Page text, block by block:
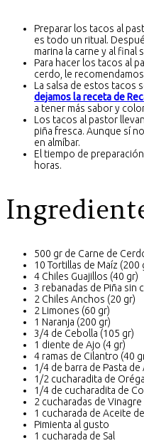
Preparar los tacos al
es todo un ritual.
marina la carne y al final
Para hacer los tacos al
cerdo, le
La salsa de estos tacos
dejamos la receta de
a tener más sabor y
Los tacos al pastor
piña fresca. Aunque sí
en almíbar.
El tiempo de
horas.
500 gr de Carne de
10 Tortillas de Maíz (200
4 Chiles Guajillos (40 gr)
3 rebanadas de Piña sin
2 Chiles Anchos (20 gr)
2 Limones (60 gr)
1 Naranja (200 gr)
3/4 de Cebolla (105 gr)
1 diente de Ajo (4 gr)
4 ramas de Cilantro (40
1/4 de barra de Pasta
1/2 cucharadita de
1/4 de cucharadita de
2 cucharadas de
1 cucharada de Aceite
Pimienta al gusto
1 cucharada de Sal